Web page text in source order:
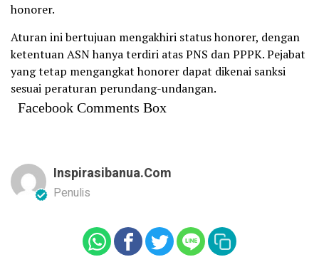
honorer.
Aturan ini bertujuan mengakhiri status honorer, dengan
ketentuan ASN hanya terdiri atas PNS dan PPPK. Pejabat
yang tetap mengangkat honorer dapat dikenai sanksi
sesuai peraturan perundang-undangan.
Facebook Comments Box
Inspirasibanua.com
Penulis